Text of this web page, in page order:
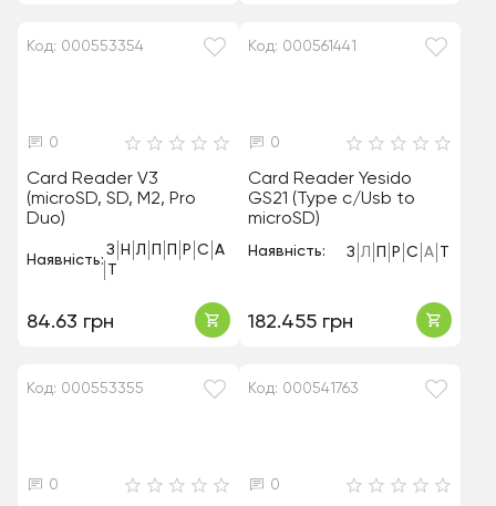
Код: 000553354
0
Card Reader V3
(microSD, SD, M2, Pro
Duo)
Наявність:
З Н Л П П Р С А
Т
84.63 грн
Код: 000561441
0
Card Reader Yesido
GS21 (Type c/Usb to
microSD)
Наявність: З Л П Р С А Т
182.455 грн
Код: 000553355
0
Код: 000541763
0